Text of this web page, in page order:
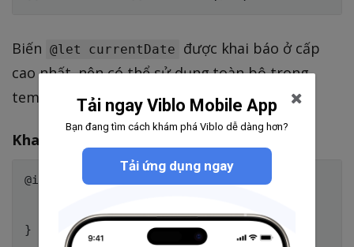
Biến @let currentDate
được khai báo ở cấp
cao nhất, nên có thể sử dụng toàn bộ trong
template.
Khai báo trong phạm vi
@if (true) {
}
Tải ngay Viblo Mobile App
Bạn đang tìm cách khám phá Viblo dễ dàng hơn?
Tải ứng dụng ngay